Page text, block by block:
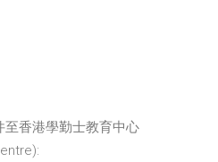
至香港學勤士教育中心